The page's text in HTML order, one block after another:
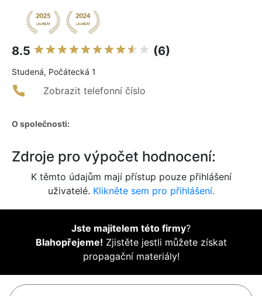
8.5 (6)
Studená, Počátecká 1
Zobrazit telefonní číslo
O společnosti:
Zdroje pro výpočet hodnocení:
K těmto údajům mají přístup pouze přihlášení
uživatelé. Klikněte sem pro přihlášení.
Jste majitelem této firmy?
Blahopřejeme! Zjistěte jestli můžete získat
propagační materiály!